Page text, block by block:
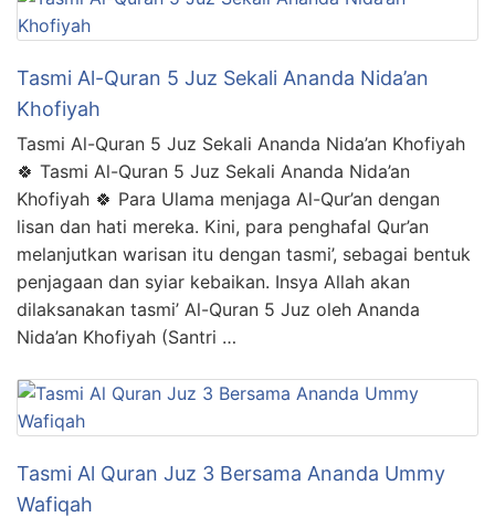
Tasmi Al-Quran 5 Juz Sekali Ananda Nida’an
Khofiyah
Tasmi Al-Quran 5 Juz Sekali Ananda Nida’an Khofiyah
🍀 Tasmi Al-Quran 5 Juz Sekali Ananda Nida’an
Khofiyah 🍀 Para Ulama menjaga Al-Qur’an dengan
lisan dan hati mereka. Kini, para penghafal Qur’an
melanjutkan warisan itu dengan tasmi’, sebagai bentuk
penjagaan dan syiar kebaikan. Insya Allah akan
dilaksanakan tasmi’ Al-Quran 5 Juz oleh Ananda
Nida’an Khofiyah (Santri …
Tasmi Al Quran Juz 3 Bersama Ananda Ummy
Wafiqah